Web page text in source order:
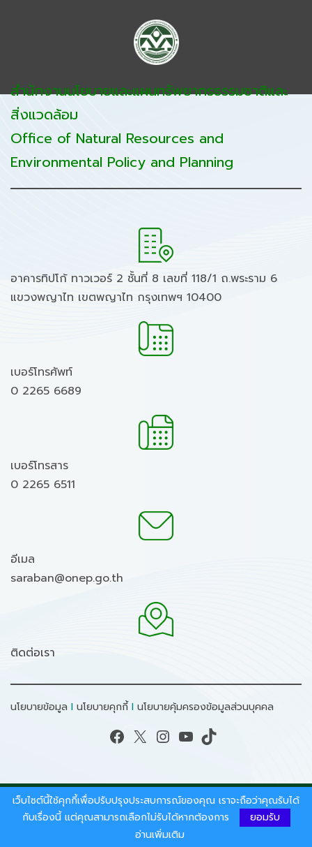
สำนักงานนโยบายและแผนทรัพยากรธรรมชาติและ
สิ่งแวดล้อม
Office of Natural Resources and
Environmental Policy and Planning
อาคารทิปโก้ ทาวเวอร์ 2 ชั้นที่ 8 เลขที่ 118/1 ถ.พระราม 6
แขวงพญาไท เขตพญาไท กรุงเทพฯ 10400
เบอร์โทรศัพท์
0 2265 6689
เบอร์โทรสาร
0 2265 6511
อีเมล
saraban@onep.go.th
ติดต่อเรา
นโยบายข้อมูล I นโยบายคุกกี้ I นโยบายคุ้มครองข้อมูลส่วนบุคคล
Facebook X Instagram YouTube TikTok
สงวนลิขสิทธิ์ © 2026 - สำนักงานนโยบายและแผน
ทรัพยากรธรรมชาติและสิ่งแวดล้อม.
เว็บไซต์นี้ใช้คุกกี้เพื่อปรับปรุงประสบการณ์ของคุณ เราจะถือว่าคุณรับได้
กับเรื่องนี้ แต่คุณสามารถเลือกไม่รับได้หากต้องการ
ยอมรับ
อ่านเพิ่มเติม